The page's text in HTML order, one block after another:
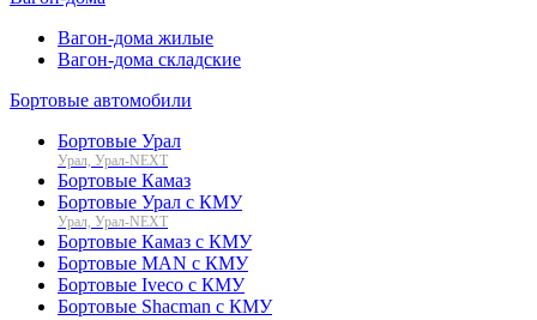
Вагон-дома жилые
Вагон-дома складские
Бортовые автомобили
Бортовые Урал
Урал, Урал-NEXT
Бортовые Камаз
Бортовые Урал с КМУ
Урал, Урал-NEXT
Бортовые Камаз с КМУ
Бортовые MAN с КМУ
Бортовые Iveco с КМУ
Бортовые Shacman с КМУ